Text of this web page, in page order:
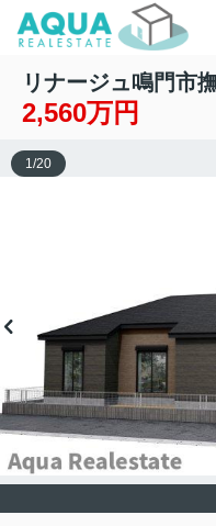
リナージュ鳴門市
2,560万円
1/20